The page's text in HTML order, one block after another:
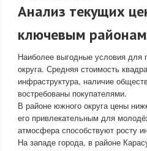
Анализ текущих
ключевым районам
Наиболее выгодные условия для
округа. Средняя стоимость
инфраструктура, наличие
востребованы покупателями.
В районе южного округа цены
его привлекательным для
атмосфера способствуют росту
На западе города, в районе